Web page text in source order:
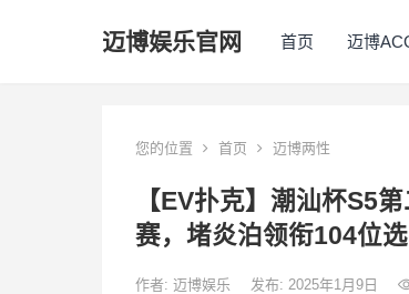
迈博娱乐官网 首页 迈博
您的位置 首页 迈博两性
【EV扑克】潮汕杯S5
赛，堵炎泊领衔104位
作者: 迈博娱乐 发布: 2025年1月9日